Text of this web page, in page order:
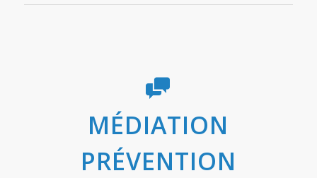
MÉDIATION
PRÉVENTION